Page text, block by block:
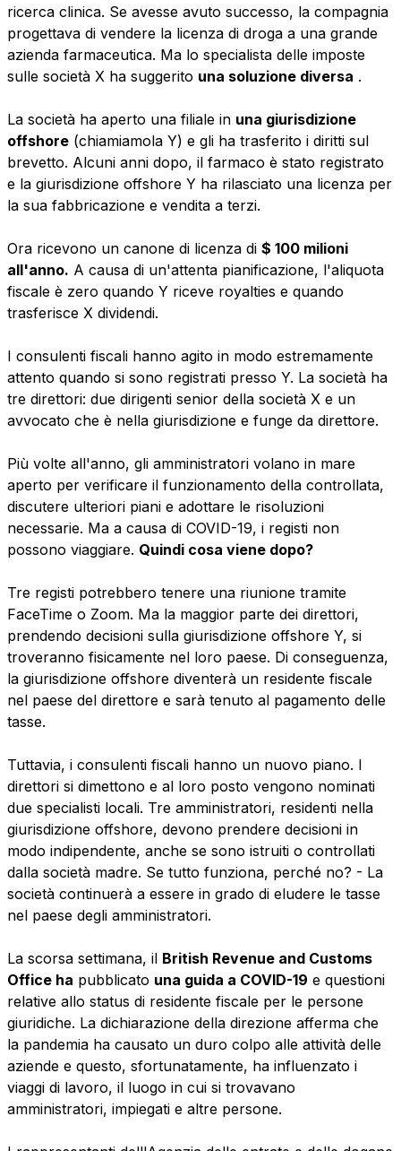
ricerca clinica. Se avesse avuto successo, la compagnia
progettava di vendere la licenza di droga a una grande
azienda farmaceutica. Ma lo specialista delle imposte
sulle società X ha suggerito una soluzione diversa .
La società ha aperto una filiale in una giurisdizione
offshore (chiamiamola Y) e gli ha trasferito i diritti sul
brevetto. Alcuni anni dopo, il farmaco è stato registrato
e la giurisdizione offshore Y ha rilasciato una licenza per
la sua fabbricazione e vendita a terzi.
Ora ricevono un canone di licenza di $ 100 milioni
all'anno. A causa di un'attenta pianificazione, l'aliquota
fiscale è zero quando Y riceve royalties e quando
trasferisce X dividendi.
I consulenti fiscali hanno agito in modo estremamente
attento quando si sono registrati presso Y. La società ha
tre direttori: due dirigenti senior della società X e un
avvocato che è nella giurisdizione e funge da direttore.
Più volte all'anno, gli amministratori volano in mare
aperto per verificare il funzionamento della controllata,
discutere ulteriori piani e adottare le risoluzioni
necessarie. Ma a causa di COVID-19, i registi non
possono viaggiare. Quindi cosa viene dopo?
Tre registi potrebbero tenere una riunione tramite
FaceTime o Zoom. Ma la maggior parte dei direttori,
prendendo decisioni sulla giurisdizione offshore Y, si
troveranno fisicamente nel loro paese. Di conseguenza,
la giurisdizione offshore diventerà un residente fiscale
nel paese del direttore e sarà tenuto al pagamento delle
tasse.
Tuttavia, i consulenti fiscali hanno un nuovo piano. I
direttori si dimettono e al loro posto vengono nominati
due specialisti locali. Tre amministratori, residenti nella
giurisdizione offshore, devono prendere decisioni in
modo indipendente, anche se sono istruiti o controllati
dalla società madre. Se tutto funziona, perché no? - La
società continuerà a essere in grado di eludere le tasse
nel paese degli amministratori.
La scorsa settimana, il British Revenue and Customs
Office ha pubblicato una guida a COVID-19 e questioni
relative allo status di residente fiscale per le persone
giuridiche. La dichiarazione della direzione afferma che
la pandemia ha causato un duro colpo alle attività delle
aziende e questo, sfortunatamente, ha influenzato i
viaggi di lavoro, il luogo in cui si trovavano
amministratori, impiegati e altre persone.